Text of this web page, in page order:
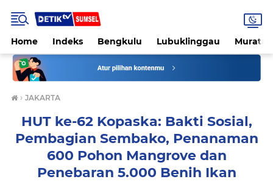
Home Indeks Bengkulu Lubuklinggau
› JAKARTA
HUT ke-62 Kopaska: Bakti Sosial,
Pembagian Sembako, Penanaman
600 Pohon Mangrove dan
Penebaran 5.000 Benih Ikan